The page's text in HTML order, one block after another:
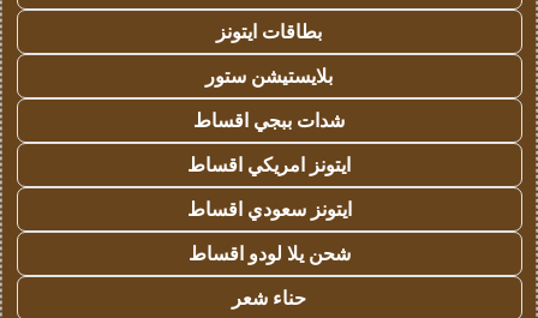
بطاقات ايتونز
بلايستيشن ستور
شدات ببجي اقساط
ايتونز امريكي اقساط
ايتونز سعودي اقساط
شحن يلا لودو اقساط
حناء شعر